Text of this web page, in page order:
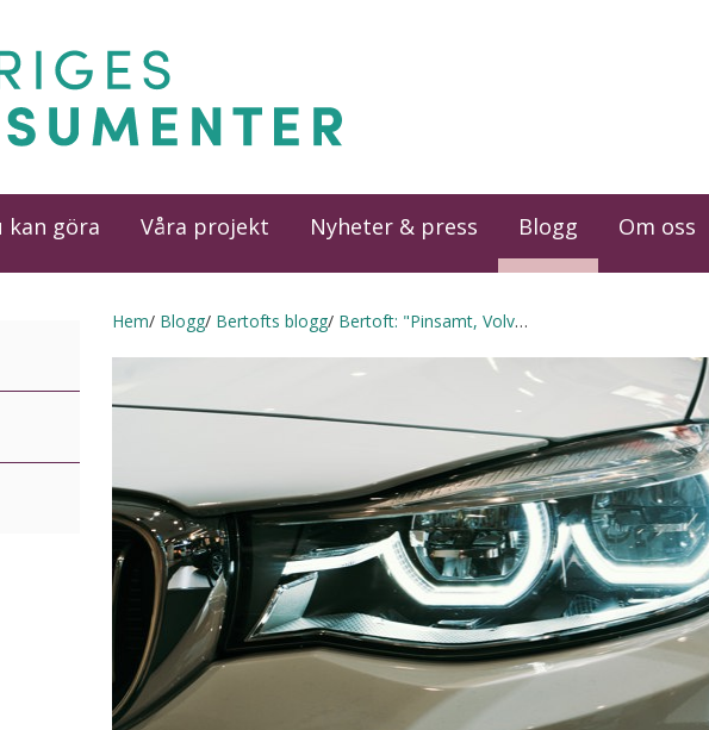
kan göra Våra projekt Nyheter & press Blogg Om oss
Hem Blogg Bertofts blogg Bertoft: "Pinsamt, Volvo & co"